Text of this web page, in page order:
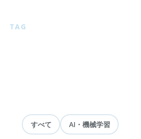
TAG
すべて AI・機械学習